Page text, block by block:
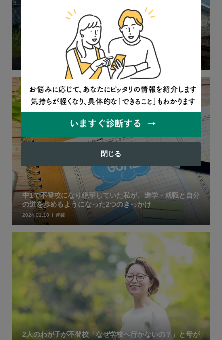
帰省は希望者だけでOK。お盆の時期に『不登校新聞』編
集長からの提言
コラム
中1で不登校になり絶望していた私が、進学・就職と自分
の道を歩めるようになった2つのきっかけ
2024.01.10 連載
2人のわが子が不登校「なぜ学校へ行かないの？」と母が
閉じる